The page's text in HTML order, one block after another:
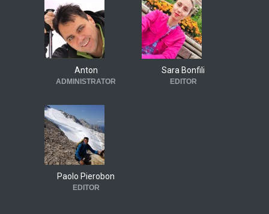
Anton
ADMINISTRATOR
Sara Bonfili
EDITOR
Paolo Pierobon
EDITOR